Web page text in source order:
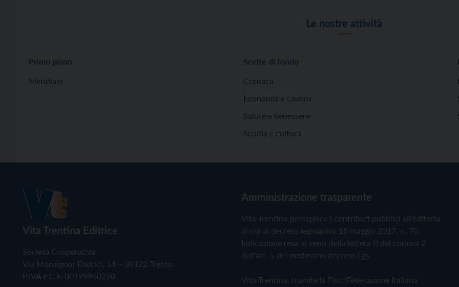
Le nostre attività
Primo piano
Meridiani
Scelte di fondo
Cronaca
Economia e Lavoro
Salute e benessere
Scuola e cultura
Vita Trentina Editrice
Società Cooperativa
Via Monsignor Endrici, 14 – 38122 Trento
P.IVA e C.F. 00199960220
Amministrazione trasparente
Vita Trentina percepisce i contributi pubblici all'editoria
di cui al decreto legislativo 15 maggio 2017, n. 70.
Indicazione resa ai sensi della lettera f) del comma 2
dell'art. 5 del medesimo decreto Lgs.
Vita Trentina, tramite la Fisc (Federazione Italiana